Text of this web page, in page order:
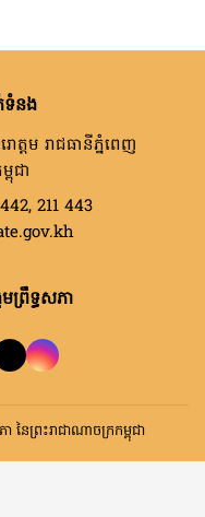
ទំនង
ត្តម រាជធានីភ្នំពេញ
ជា
211 443
រឹទ្ធសភា
ៃព្រះរាជាណាចក្រកម្ពុជា